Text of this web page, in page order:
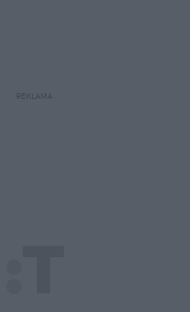
REKLAMA